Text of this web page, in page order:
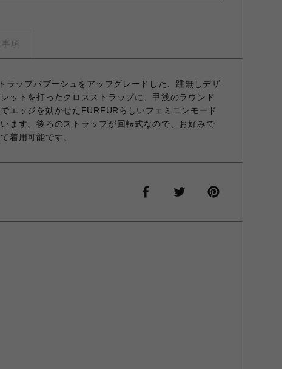
事項
ラップバブーシュをアップグレードした、踵無しデザ
ットを打ったクロスストラップに、甲浅のラウンド
エッジを効かせたFURFURらしいフェミニンモード
ます。後ろのストラップが回転式なので、お好みで
着用可能です。